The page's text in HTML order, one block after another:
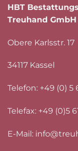
HBT
Treuhand GmbH
Obere Karlsstr. 17
34117 Kassel
Telefon: +49 (0) 5
Telefax: +49 (0)5
E-Mail: